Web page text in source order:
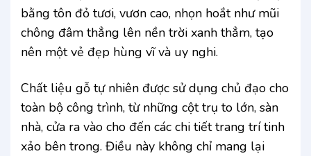
bằng tôn đỏ tươi, vươn cao, nhọn hoắt như mũi
chông đâm thẳng lên nền trời xanh thẳm, tạo
nên một vẻ đẹp hùng vĩ và uy nghi.
Chất liệu gỗ tự nhiên được sử dụng chủ đạo cho
toàn bộ công trình, từ những cột trụ to lớn, sàn
nhà, cửa ra vào cho đến các chi tiết trang trí tinh
xảo bên trong. Điều này không chỉ mang lại